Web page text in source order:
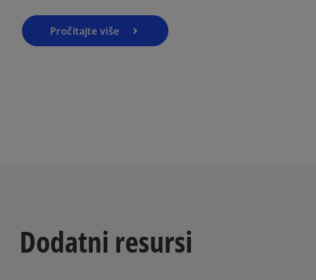
Pročitajte više
Dodatni resursi